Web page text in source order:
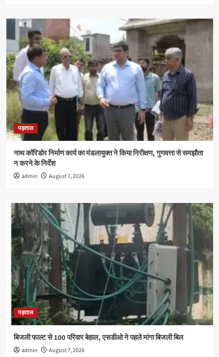
पड़ताल
नाथ कॉरिडोर निर्माण कार्य का मंडलायुक्त ने किया निरीक्षण, गुणवत्ता से समझौता
न करने के निर्देश
admin August 7, 2026
पड़ताल
बिजली फाल्ट से 100 परिवार बेहाल, एसडीओ ने पहले मांगा बिजली बिल
admin August 7, 2026